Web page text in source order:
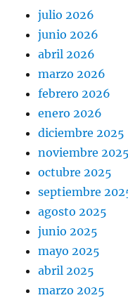
julio 2026
junio 2026
abril 2026
marzo 2026
febrero 2026
enero 2026
diciembre 2025
noviembre 2025
octubre 2025
septiembre
agosto 2025
junio 2025
mayo 2025
abril 2025
marzo 2025